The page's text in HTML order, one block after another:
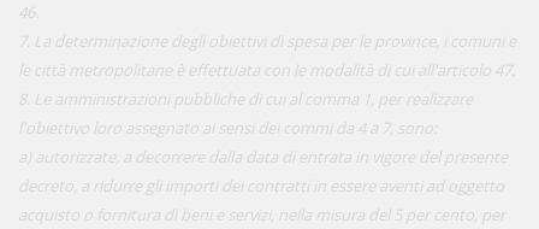
46.
7. La determinazione degli obiettivi di spesa per le province, i comuni e
le città metropolitane è effettuata con le modalità di cui all'articolo 47.
8. Le amministrazioni pubbliche di cui al comma 1, per realizzare
l'obiettivo loro assegnato ai sensi dei commi da 4 a 7, sono:
a) autorizzate, a decorrere dalla data di entrata in vigore del presente
decreto, a ridurre gli importi dei contratti in essere aventi ad oggetto
acquisto o fornitura di beni e servizi, nella misura del 5 per cento, per